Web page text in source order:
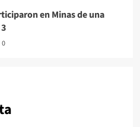
en Minas de una
0